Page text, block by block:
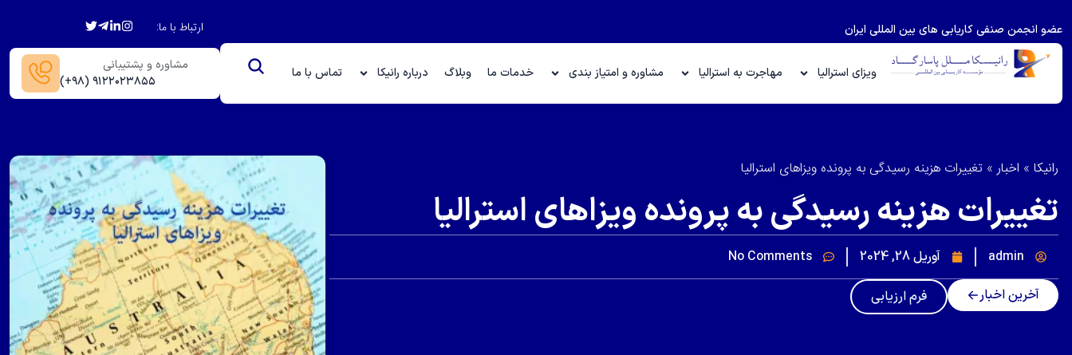
عضو انجمن صنفی کاریابی های بین المللی ایران ارتباط با ما:
ویزای استرالیا مهاجرت به استرالیا مشاوره و امتیاز بندی خدمات ما وبلاگ درباره رانیکا تماس با ما
مشاوره و پشتیبانی
(+۹۸) ۹۱۲۲۰۲۳۸۵۵
رانیکا » اخبار» تغییرات هزینه رسیدگی به پرونده ویزاهای استرالیا
تغییرات هزینه رسیدگی به پرونده ویزاهای استرالیا
admin آوریل 28, 2024
No Comments
آخرین اخبار
فرم ارزیابی